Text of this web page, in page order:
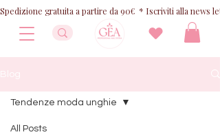
Spedizione gratuita a partire da 90€  * Iscriviti alla news
Blog
All Posts
Tendenze moda unghie